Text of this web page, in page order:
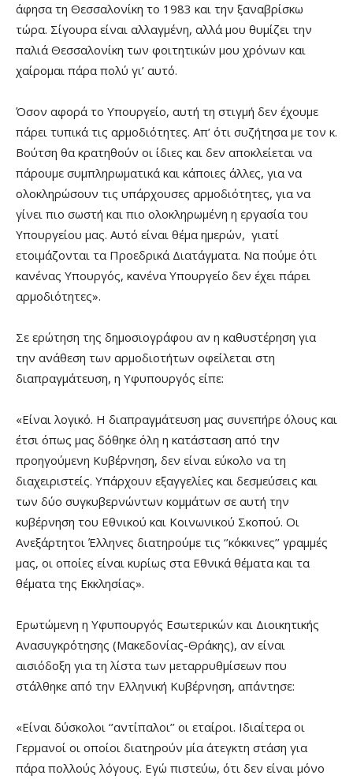
άφησα τη Θεσσαλονίκη το 1983 και την ξαναβρίσκω
τώρα. Σίγουρα είναι αλλαγμένη, αλλά μου θυμίζει την
παλιά Θεσσαλονίκη των φοιτητικών μου χρόνων και
χαίρομαι πάρα πολύ γι’ αυτό.
Όσον αφορά το Υπουργείο, αυτή τη στιγμή δεν έχουμε
πάρει τυπικά τις αρμοδιότητες. Απ’ ότι συζήτησα με τον κ.
Βούτση θα κρατηθούν οι ίδιες και δεν αποκλείεται να
πάρουμε συμπληρωματικά και κάποιες άλλες, για να
ολοκληρώσουν τις υπάρχουσες αρμοδιότητες, για να
γίνει πιο σωστή και πιο ολοκληρωμένη η εργασία του
Υπουργείου μας. Αυτό είναι θέμα ημερών, γιατί
ετοιμάζονται τα Προεδρικά Διατάγματα. Να πούμε ότι
κανένας Υπουργός, κανένα Υπουργείο δεν έχει πάρει
αρμοδιότητες».
Σε ερώτηση της δημοσιογράφου αν η καθυστέρηση για
την ανάθεση των αρμοδιοτήτων οφείλεται στη
διαπραγμάτευση, η Υφυπουργός είπε:
«Είναι λογικό. Η διαπραγμάτευση μας συνεπήρε όλους και
έτσι όπως μας δόθηκε όλη η κατάσταση από την
προηγούμενη Κυβέρνηση, δεν είναι εύκολο να τη
διαχειριστείς. Υπάρχουν εξαγγελίες και δεσμεύσεις και
των δύο συγκυβερνώντων κομμάτων σε αυτή την
κυβέρνηση του Εθνικού και Κοινωνικού Σκοπού. Οι
Ανεξάρτητοι Έλληνες διατηρούμε τις ‘’κόκκινες’’ γραμμές
μας, οι οποίες είναι κυρίως στα Εθνικά θέματα και τα
θέματα της Εκκλησίας».
Ερωτώμενη η Υφυπουργός Εσωτερικών και Διοικητικής
Ανασυγκρότησης (Μακεδονίας-Θράκης), αν είναι
αισιόδοξη για τη λίστα των μεταρρυθμίσεων που
στάλθηκε από την Ελληνική Κυβέρνηση, απάντησε:
«Είναι δύσκολοι ‘’αντίπαλοι’’ οι εταίροι. Ιδιαίτερα οι
Γερμανοί οι οποίοι διατηρούν μία άτεγκτη στάση για
πάρα πολλούς λόγους. Εγώ πιστεύω, ότι δεν είναι μόνο